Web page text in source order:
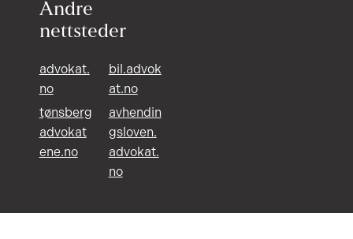
Andre
nettsteder
advokat.
no
bil.advok
at.no
tønsberg
advokat
ene.no
avhendin
gsloven.
advokat.
no